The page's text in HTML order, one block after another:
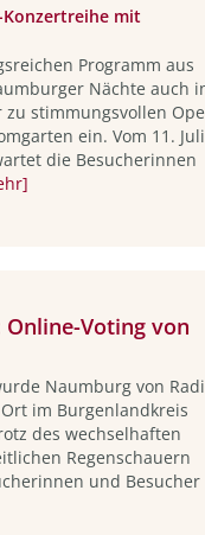
mit
Programm aus
Nächte auch
stimmungsvollen
ein. Vom 11. Juli
die Besucherinnen
Voting von
Naumburg von
im Burgenlandkreis
des wechselhaften
Regenschauern
und Besucher